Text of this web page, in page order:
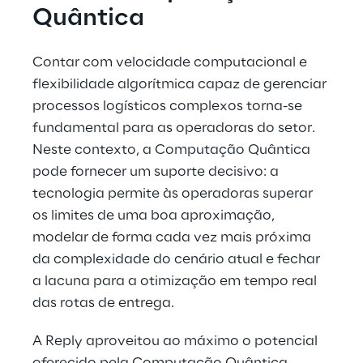
Quântica
Contar com velocidade computacional e
flexibilidade algorítmica capaz de gerenciar
processos logísticos complexos torna-se
fundamental para as operadoras do setor.
Neste contexto, a Computação Quântica
pode fornecer um suporte decisivo: a
tecnologia permite às operadoras superar
os limites de uma boa aproximação,
modelar de forma cada vez mais próxima
da complexidade do cenário atual e fechar
a lacuna para a otimização em tempo real
das rotas de entrega.
A Reply aproveitou ao máximo o potencial